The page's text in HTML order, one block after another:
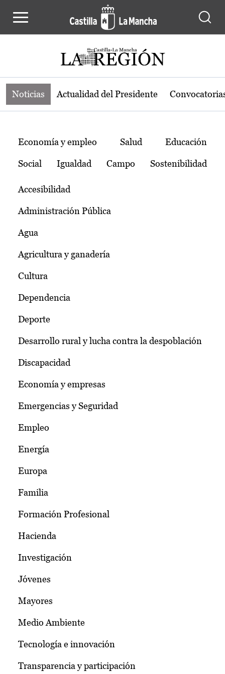
Noticias de la región de Castilla-La
Noticias Actualidad del Presidente
Temas
Economía y empleo Salud Educación
Social Igualdad Campo Sostenibilidad
Accesibilidad
Administración Pública
Agua
Agricultura y ganadería
Cultura
Dependencia
Deporte
Desarrollo rural y lucha contra la despoblación
Discapacidad
Economía y empresas
Emergencias y Seguridad
Empleo
Energía
Europa
Familia
Formación Profesional
Hacienda
Investigación
Jóvenes
Mayores
Medio Ambiente
Tecnología e innovación
Transparencia y participación